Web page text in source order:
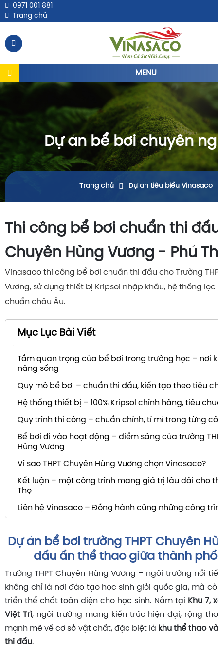
0971 001 881
Trang chủ
MENU
Dự án bể bơi chuyên
Trang chủ Dự án tiêu biểu Vinasaco
Thi công bể bơi chuẩn thi đấu
Chuyên Hùng Vương - Phú
Vinasaco thi công bể bơi chuẩn thi đấu cho Trường
Vương, sử dụng thiết bị Kripsol nhập khẩu, hệ thống
chuẩn châu Âu.
Mục Lục Bài Viết
Tầm quan trọng của bể bơi trong trường học – nơi
năng sống
Quy mô bể bơi – chuẩn thi đấu, kiến tạo theo tiêu
Hệ thống thiết bị – 100% Kripsol chính hãng, tiêu
Quy trình thi công – chuẩn chỉnh, tỉ mỉ trong từng
Bể bơi đi vào hoạt động – điểm sáng của trường
Hùng Vương
Vì sao THPT Chuyên Hùng Vương chọn Vinasaco?
Kết luận – một công trình mang giá trị lâu dài cho
Thọ
Liên hệ Vinasaco – Đồng hành cùng những công
Dự án bể bơi trường THPT Chuyên
dấu ấn thể thao giữa thành phố
Trường THPT Chuyên Hùng Vương – ngôi trường nổi
không chỉ là nơi đào tạo học sinh giỏi quốc gia, mà
triển thể chất toàn diện cho học sinh. Nằm tại Khu 7,
Việt Trì, ngôi trường mang kiến trúc hiện đại, rộng
mạnh mẽ về cơ sở vật chất, đặc biệt là khu thể thao
thi đấu.